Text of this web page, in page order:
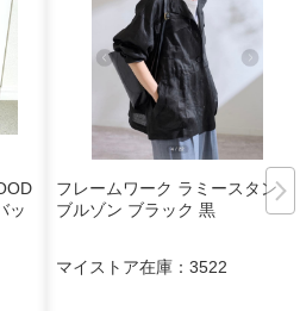
ッ
フレームワーク ラミースタンド
ブルゾン ブラック 黒
マイストア在庫： 3522